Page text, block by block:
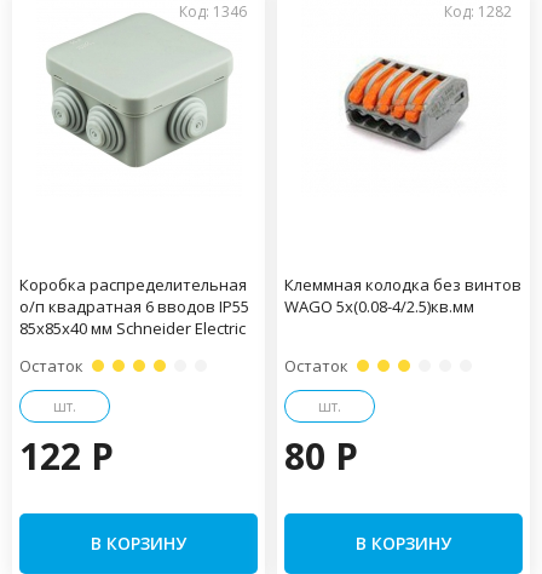
Код: 1346
Коробка распределительная
о/п квадратная 6 вводов IP55
85х85х40 мм Schneider Electric
Остаток
шт.
122 P
В КОРЗИНУ
Код: 1282
Клеммная колодка без винтов
WAGO 5х(0.08-4/2.5)кв.мм
Остаток
шт.
80 P
В КОРЗИНУ